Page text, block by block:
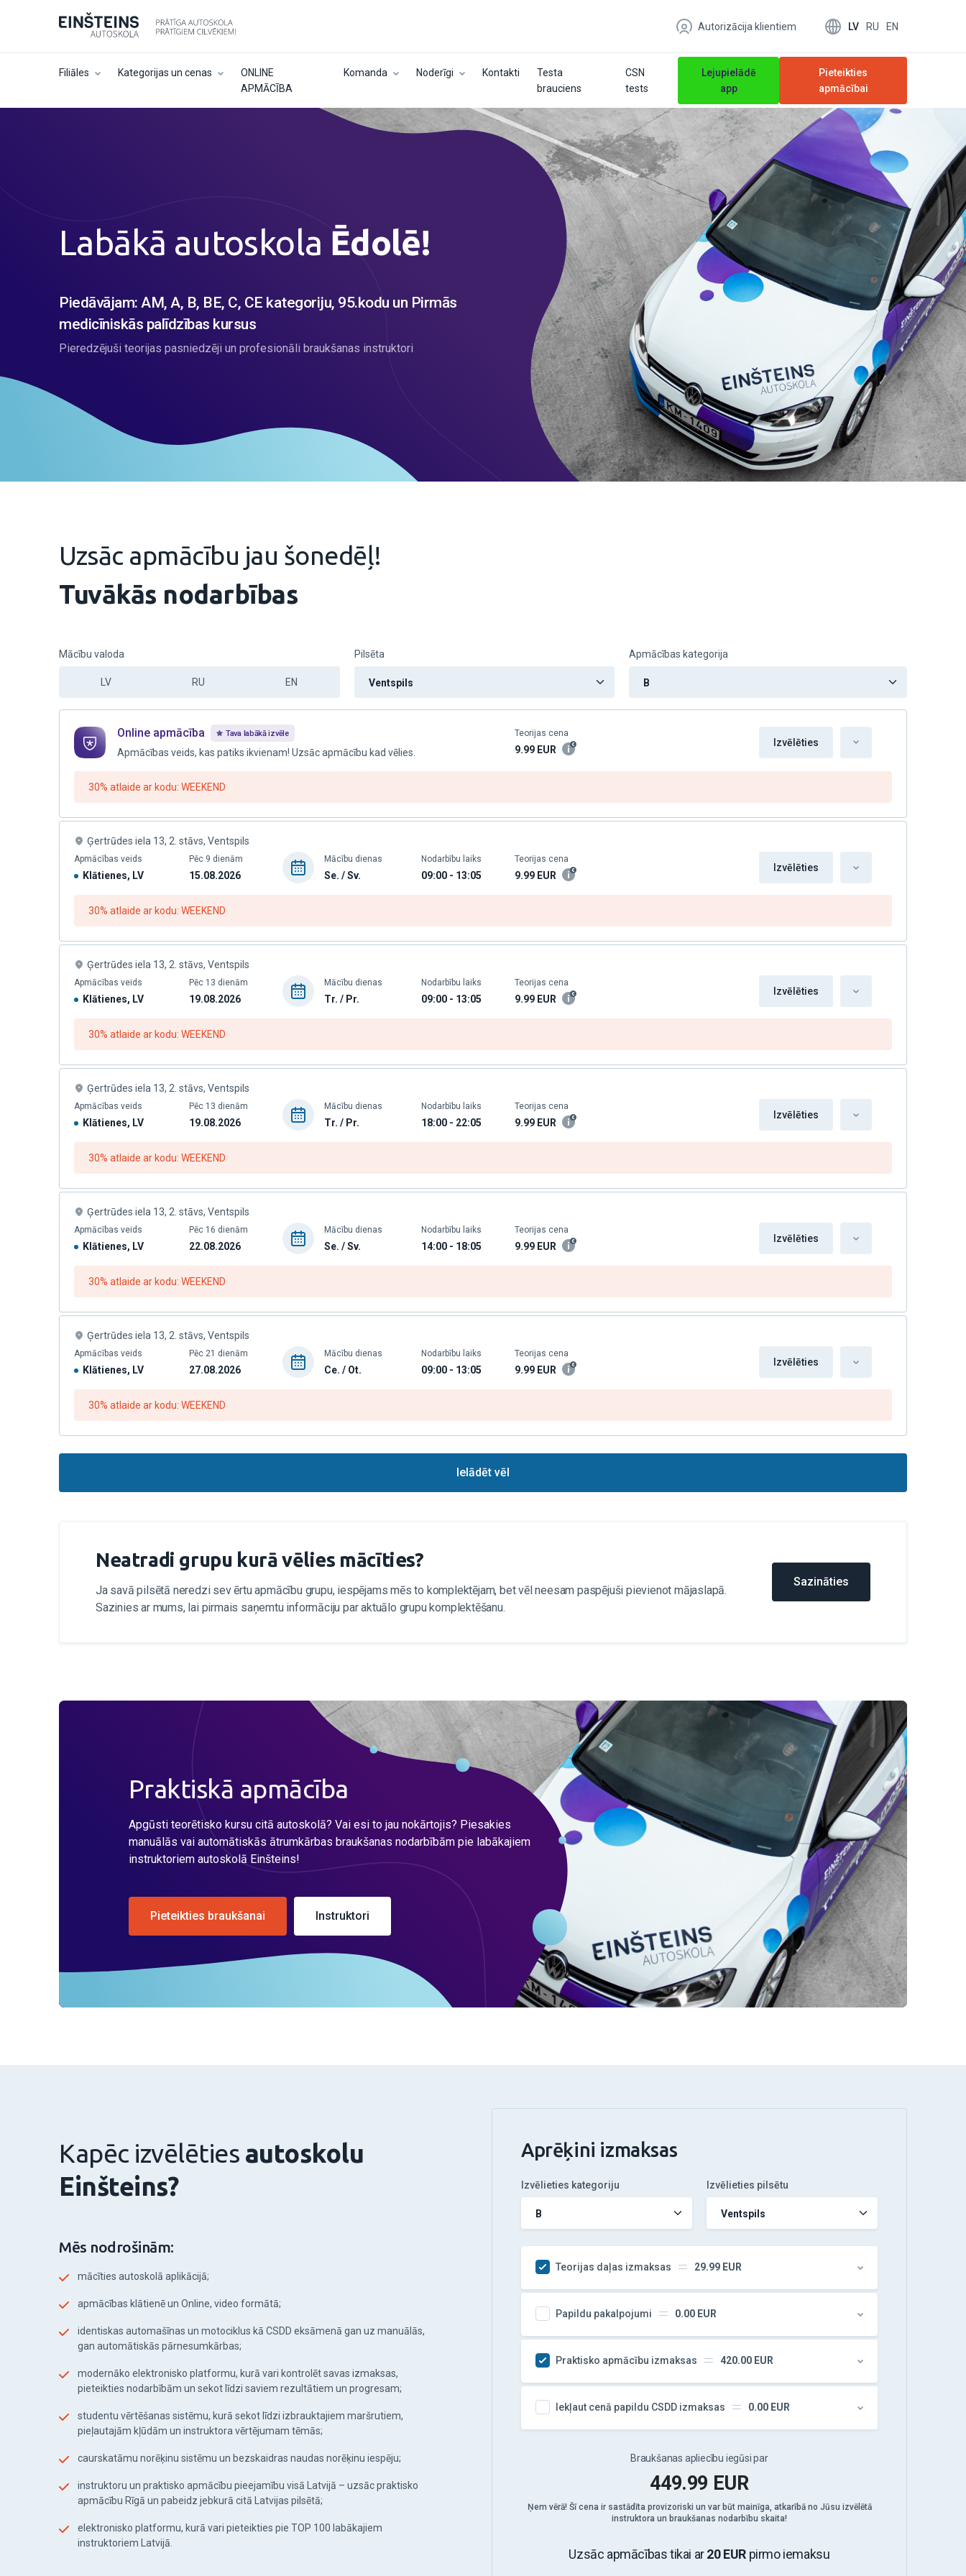
Autorizācija klientiem LV RU EN
Filiāles Kategorijas un cenas
ONLINE
APMĀCĪBA
Komanda Noderīgi Kontakti
Testa
brauciens
CSN
tests
Lejupielādē
app
Pieteikties
apmācībai
Labākā autoskola Ēdolē!
Piedāvājam: AM, A, B, BE, C, CE kategoriju, 95.kodu un Pirmās
medicīniskās palīdzības kursus
Pieredzējuši teorijas pasniedzēji un profesionāli braukšanas instruktori
Uzsāc apmācību jau šonedēļ!
Tuvākās nodarbības
Mācību valoda
LV RU EN
Pilsēta Apmācības kategorija
Online apmācība Tava labākā izvēle
Apmācības veids, kas patiks ikvienam! Uzsāc apmācību kad vēlies.
Teorijas cena
9.99 EUR
Izvēlēties
30% atlaide ar kodu: WEEKEND
Ģertrūdes iela 13, 2. stāvs, Ventspils
Apmācības veids
Klātienes, LV
Pēc 9 dienām
15.08.2026
Mācību dienas
Se. / Sv.
Nodarbību laiks
09:00 - 13:05
Teorijas cena
9.99 EUR
Izvēlēties
30% atlaide ar kodu: WEEKEND
Ģertrūdes iela 13, 2. stāvs, Ventspils
Apmācības veids
Klātienes, LV
Pēc 13 dienām
19.08.2026
Mācību dienas
Tr. / Pr.
Nodarbību laiks
09:00 - 13:05
Teorijas cena
9.99 EUR
Izvēlēties
30% atlaide ar kodu: WEEKEND
Ģertrūdes iela 13, 2. stāvs, Ventspils
Apmācības veids
Klātienes, LV
Pēc 13 dienām
19.08.2026
Mācību dienas
Tr. / Pr.
Nodarbību laiks
18:00 - 22:05
Teorijas cena
9.99 EUR
Izvēlēties
30% atlaide ar kodu: WEEKEND
Ģertrūdes iela 13, 2. stāvs, Ventspils
Apmācības veids
Klātienes, LV
Pēc 16 dienām
22.08.2026
Mācību dienas
Se. / Sv.
Nodarbību laiks
14:00 - 18:05
Teorijas cena
9.99 EUR
Izvēlēties
30% atlaide ar kodu: WEEKEND
Ģertrūdes iela 13, 2. stāvs, Ventspils
Apmācības veids
Klātienes, LV
Pēc 21 dienām
27.08.2026
Mācību dienas
Ce. / Ot.
Nodarbību laiks
09:00 - 13:05
Teorijas cena
9.99 EUR
Izvēlēties
30% atlaide ar kodu: WEEKEND
Ielādēt vēl
Neatradi grupu kurā vēlies mācīties?
Ja savā pilsētā neredzi sev ērtu apmācību grupu, iespējams mēs to komplektējam, bet vēl neesam paspējuši pievienot mājaslapā.
Sazinies ar mums, lai pirmais saņemtu informāciju par aktuālo grupu komplektēšanu.
Sazināties
Praktiskā apmācība
Apgūsti teorētisko kursu citā autoskolā? Vai esi to jau nokārtojis? Piesakies
manuālās vai automātiskās ātrumkārbas braukšanas nodarbībām pie labākajiem
instruktoriem autoskolā Einšteins!
Pieteikties braukšanai Instruktori
Kapēc izvēlēties autoskolu
Einšteins?
Mēs nodrošinām:
mācīties autoskolā aplikācijā;
apmācības klātienē un Online, video formātā;
identiskas automašīnas un motociklus kā CSDD eksāmenā gan uz manuālās,
gan automātiskās pārnesumkārbas;
modernāko elektronisko platformu, kurā vari kontrolēt savas izmaksas,
pieteikties nodarbībām un sekot līdzi saviem rezultātiem un progresam;
studentu vērtēšanas sistēmu, kurā sekot līdzi izbrauktajiem maršrutiem,
pieļautajām kļūdām un instruktora vērtējumam tēmās;
caurskatāmu norēķinu sistēmu un bezskaidras naudas norēķinu iespēju;
instruktoru un praktisko apmācību pieejamību visā Latvijā – uzsāc praktisko
apmācību Rīgā un pabeidz jebkurā citā Latvijas pilsētā;
elektronisko platformu, kurā vari pieteikties pie TOP 100 labākajiem
instruktoriem Latvijā.
Aprēķini izmaksas
Izvēlieties kategoriju Izvēlieties pilsētu
Teorijas daļas izmaksas 29.99 EUR
Papildu pakalpojumi 0.00 EUR
Praktisko apmācību izmaksas 420.00 EUR
Iekļaut cenā papildu CSDD izmaksas 0.00 EUR
Braukšanas apliecību iegūsi par
449.99 EUR
Ņem vērā! Šī cena ir sastādīta provizoriski un var būt mainīga, atkarībā no Jūsu izvēlētā
instruktora un braukšanas nodarbību skaita!
Uzsāc apmācības tikai ar20 EUR pirmo iemaksu